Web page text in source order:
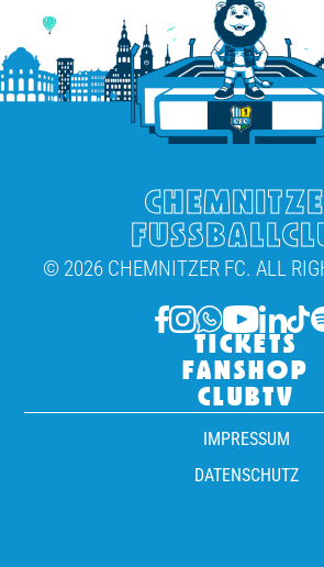
© 2026 CHEMNITZER FC. ALL
TICKETS
FANSHOP
CLUBTV
IMPRESSUM
DATENSCHUTZ